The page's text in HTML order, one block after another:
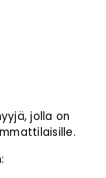
jolla on